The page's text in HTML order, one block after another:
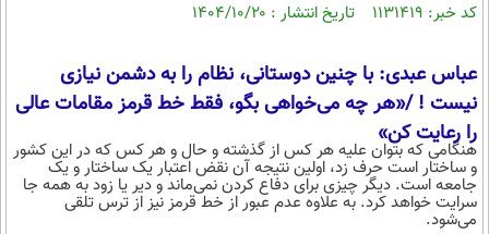
کد خبر: ۱۱۳۱۴۱۹ تاریخ انتشار : ۱۴۰۴/۱۰/۲۰
عباس عبدی: با چنین دوستانی، نظام را به دشمن نیازی
نیست ! /«هر چه می‌خواهی بگو، فقط خط قرمز مقامات عالی
را رعایت کن»
هنگامی که بتوان علیه هر کس از گذشته و حال و هر کس که در این کشور
و ساختار است حرف زد، اولین نتیجه آن نقض اعتبار یک ساختار و یک
جامعه است. دیگر چیزی برای دفاع کردن نمی‌ماند و دیر یا زود به همه جا
سرایت خواهد کرد. به علاوه عدم عبور از خط قرمز نیز از ترس تلقی
می‌شود.